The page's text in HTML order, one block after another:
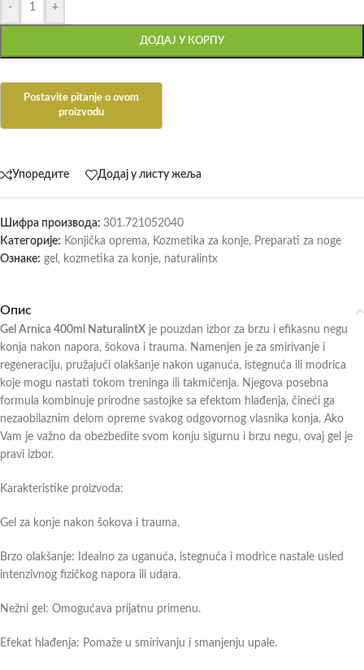
- +
ДОДАЈ У КОРПУ
Упоредите Додај у листу жеља
Шифра производа: 301.721052040
Категорије: Konjička oprema, Kozmetika za konje, Preparati za noge
Ознаке: gel , kozmetika za konje, naturalintx
Опис
Gel Arnica 400ml NaturalintX je pouzdan izbor za brzu i efikasnu negu
konja nakon napora, šokova i trauma. Namenjen je za smirivanje i
regeneraciju, pružajući olakšanje nakon uganuća, istegnuća ili modrica
koje mogu nastati tokom treninga ili takmičenja. Njegova posebna
formula kombinuje prirodne sastojke sa efektom hlađenja, čineći ga
nezaobilaznim delom opreme svakog odgovornog vlasnika konja. Ako
Vam je važno da obezbedite svom konju sigurnu i brzu negu, ovaj gel je
pravi izbor.
Karakteristike proizvoda:
Gel za konje nakon šokova i trauma.
Brzo olakšanje: Idealno za uganuća, istegnuća i modrice nastale usled
intenzivnog fizičkog napora ili udara.
Nežni gel: Omogućava prijatnu primenu.
Efekat hlađenja: Pomaže u smirivanju i smanjenju upale.